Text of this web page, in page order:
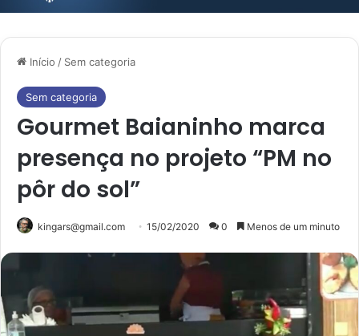
Início / Sem categoria
Sem categoria
Gourmet Baianinho marca
presença no projeto “PM no
pôr do sol”
kingars@gmail.com 15/02/2020 0 Menos de um minuto